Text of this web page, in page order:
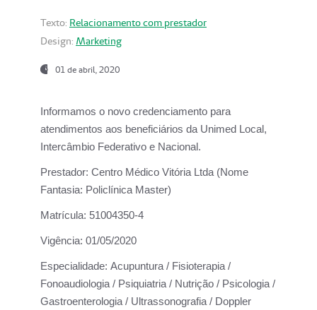
Texto: Relacionamento com prestador
Design: Marketing
01 de abril, 2020
Informamos o novo credenciamento para
atendimentos aos beneficiários da Unimed Local,
Intercâmbio Federativo e Nacional.
Prestador: Centro Médico Vitória Ltda (Nome
Fantasia: Policlínica Master)
Matrícula: 51004350-4
Vigência: 01/05/2020
Especialidade: Acupuntura / Fisioterapia /
Fonoaudiologia / Psiquiatria / Nutrição / Psicologia /
Gastroenterologia / Ultrassonografia / Doppler